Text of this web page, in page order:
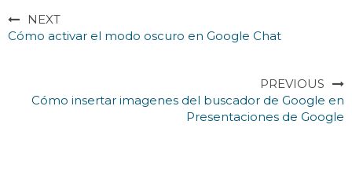
NEXT
Cómo activar el modo oscuro en Google Chat
PREVIOUS
Cómo insertar imagenes del buscador de Google en
Presentaciones de Google